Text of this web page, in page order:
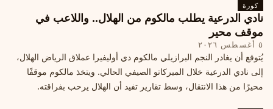
كورة
نادي الدرعية يطلب مالكوم من الهلال.. واللاعب في
موقف محير
٥ أغسطس ٢٠٢٦
يُتوقع أن يغادر النجم البرازيلي مالكوم دي أوليفيرا عملاق الرياض الهلال،
إلى نادي الدرعية خلال الميركاتو الصيفي الحالي. ويتخذ مالكوم موقفًا
محيرًا من هذا الانتقال، وسط تقارير تفيد أن الهلال يرحب بفراقته.